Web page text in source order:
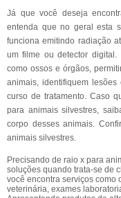
Já que você deseja
entenda que no geral esta
funciona emitindo radiação
um filme ou detector digital.
como ossos e órgãos,
animais, identifiquem
curso de tratamento. Caso
para animais silvestres,
corpo desses animais.
animais silvestres.
Precisando de raio x para
soluções quando trata-se de
você encontra serviços como
veterinária, exames